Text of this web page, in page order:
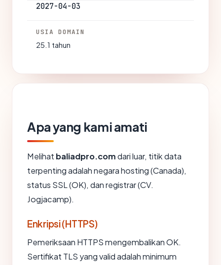
2027-04-03
USIA DOMAIN
25.1 tahun
Apa yang kami amati
Melihat baliadpro.comdari luar, titik data
terpenting adalah negara hosting (Canada),
status SSL (OK), dan registrar (CV.
Jogjacamp).
Enkripsi (HTTPS)
Pemeriksaan HTTPS mengembalikan OK.
Sertifikat TLS yang valid adalah minimum